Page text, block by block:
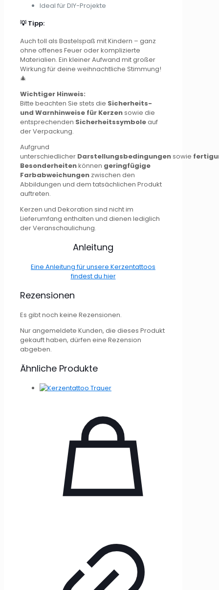
Ideal für DIY-Projekte
💡 Tipp:
Auch toll als Bastelspaß mit Kindern – ganz
ohne offenes Feuer oder komplizierte
Materialien. Ein kleiner Aufwand mit großer
Wirkung für deine weihnachtliche Stimmung!
🎄
Wichtiger Hinweis:
Bitte beachten Sie stets die Sicherheits-
und Warnhinweise für Kerzensowie die
entsprechenden Sicherheitssymboleauf
der Verpackung.
Aufgrund
unterschiedlicher Darstellungsbedingungensowie
Besonderheitenkönnen geringfügige
Farbabweichungen zwischen den
Abbildungen und dem tatsächlichen Produkt
auftreten.
Kerzen und Dekoration sind nicht im
Lieferumfang enthalten und dienen lediglich
der Veranschaulichung.
Anleitung
Eine Anleitung für unsere Kerzentattoos
findest du hier
Rezensionen
Es gibt noch keine Rezensionen.
Nur angemeldete Kunden, die dieses Produkt
gekauft haben, dürfen eine Rezension
abgeben.
Ähnliche Produkte